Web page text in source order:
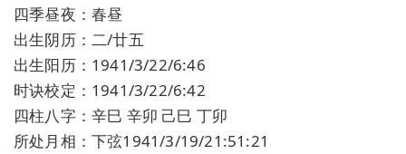
四季昼夜：春昼
出生阴历：二/廿五
出生阳历：1941/3/22/6:46
时诀校定：1941/3/22/6:42
四柱八字：辛巳 辛卯 己巳 丁卯
所处月相：下弦1941/3/19/21:51:21